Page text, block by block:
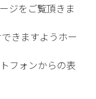
ジをご覧頂きま
きますようホー
フォンからの表